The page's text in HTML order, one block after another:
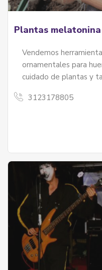
Plantas melatonina
Vendemos
ornamentales para
cuidado de plantas y
3123178805